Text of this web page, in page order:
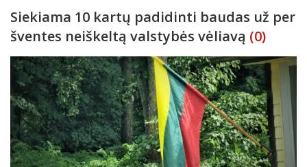
Siekiama 10 kartų padidinti baudas už per
šventes neiškeltą valstybės vėliavą (0)